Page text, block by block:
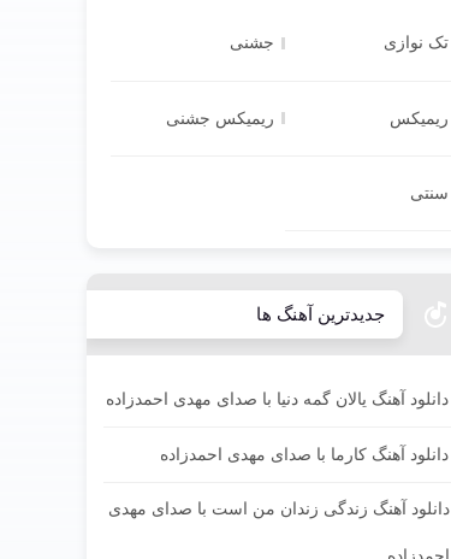
تک نوازی جشنی
ریمیکس ریمیکس جشنی
سنتی
جدیدترین آهنگ ها
دانلود آهنگ یالان گمه دنیا با صدای مهدی احمدزاده
دانلود آهنگ کارما با صدای مهدی احمدزاده
دانلود آهنگ زندگی زندان من است با صدای مهدی